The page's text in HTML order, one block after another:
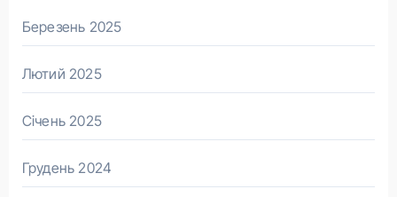
Березень 2025
Лютий 2025
Січень 2025
Грудень 2024